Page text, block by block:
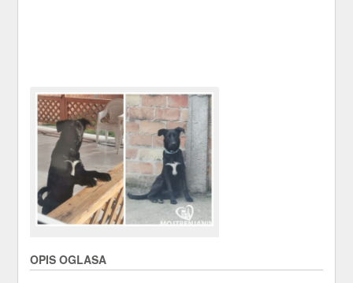
OPIS OGLASA